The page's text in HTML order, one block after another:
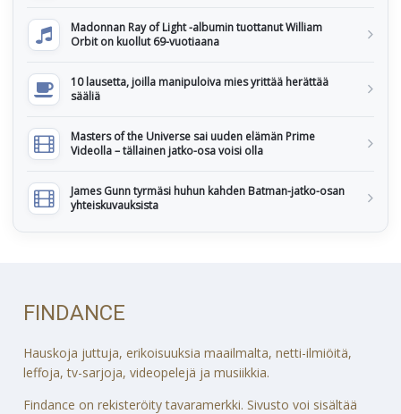
Madonnan Ray of Light -albumin tuottanut William
Orbit on kuollut 69-vuotiaana
10 lausetta, joilla manipuloiva mies yrittää herättää
sääliä
Masters of the Universe sai uuden elämän Prime
Videolla – tällainen jatko-osa voisi olla
James Gunn tyrmäsi huhun kahden Batman-jatko-osan
yhteiskuvauksista
FINDANCE
Hauskoja juttuja, erikoisuuksia maailmalta, netti-ilmiöitä,
leffoja, tv-sarjoja, videopelejä ja musiikkia.
Findance on rekisteröity tavaramerkki. Sivusto voi sisältää